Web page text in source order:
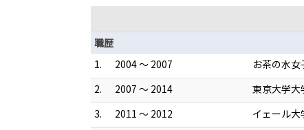
職歴
1.
2004 ～ 2007
お茶の水
2.
2007 ～ 2014
東京大学大
3.
2011 ～ 2012
イェール